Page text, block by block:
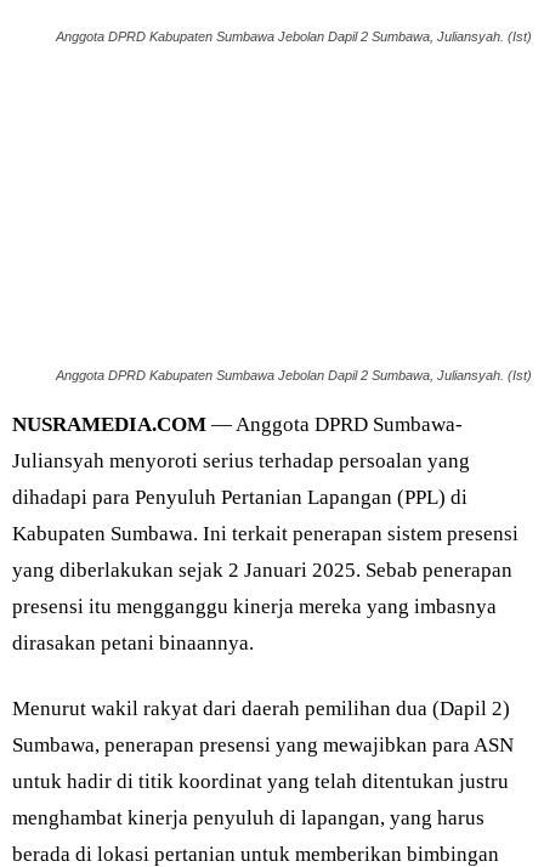
Anggota DPRD Kabupaten Sumbawa Jebolan Dapil 2 Sumbawa, Juliansyah. (Ist)
Anggota DPRD Kabupaten Sumbawa Jebolan Dapil 2 Sumbawa, Juliansyah. (Ist)
NUSRAMEDIA.COM — Anggota DPRD Sumbawa-
Juliansyah menyoroti serius terhadap persoalan yang
dihadapi para Penyuluh Pertanian Lapangan (PPL) di
Kabupaten Sumbawa. Ini terkait penerapan sistem presensi
yang diberlakukan sejak 2 Januari 2025. Sebab penerapan
presensi itu mengganggu kinerja mereka yang imbasnya
dirasakan petani binaannya.
Menurut wakil rakyat dari daerah pemilihan dua (Dapil 2)
Sumbawa, penerapan presensi yang mewajibkan para ASN
untuk hadir di titik koordinat yang telah ditentukan justru
menghambat kinerja penyuluh di lapangan, yang harus
berada di lokasi pertanian untuk memberikan bimbingan